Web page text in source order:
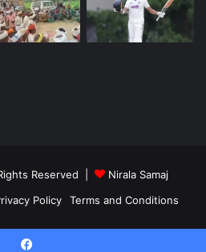
Reserved |
Nirala Samaj
Policy Terms and Conditions
Twitter